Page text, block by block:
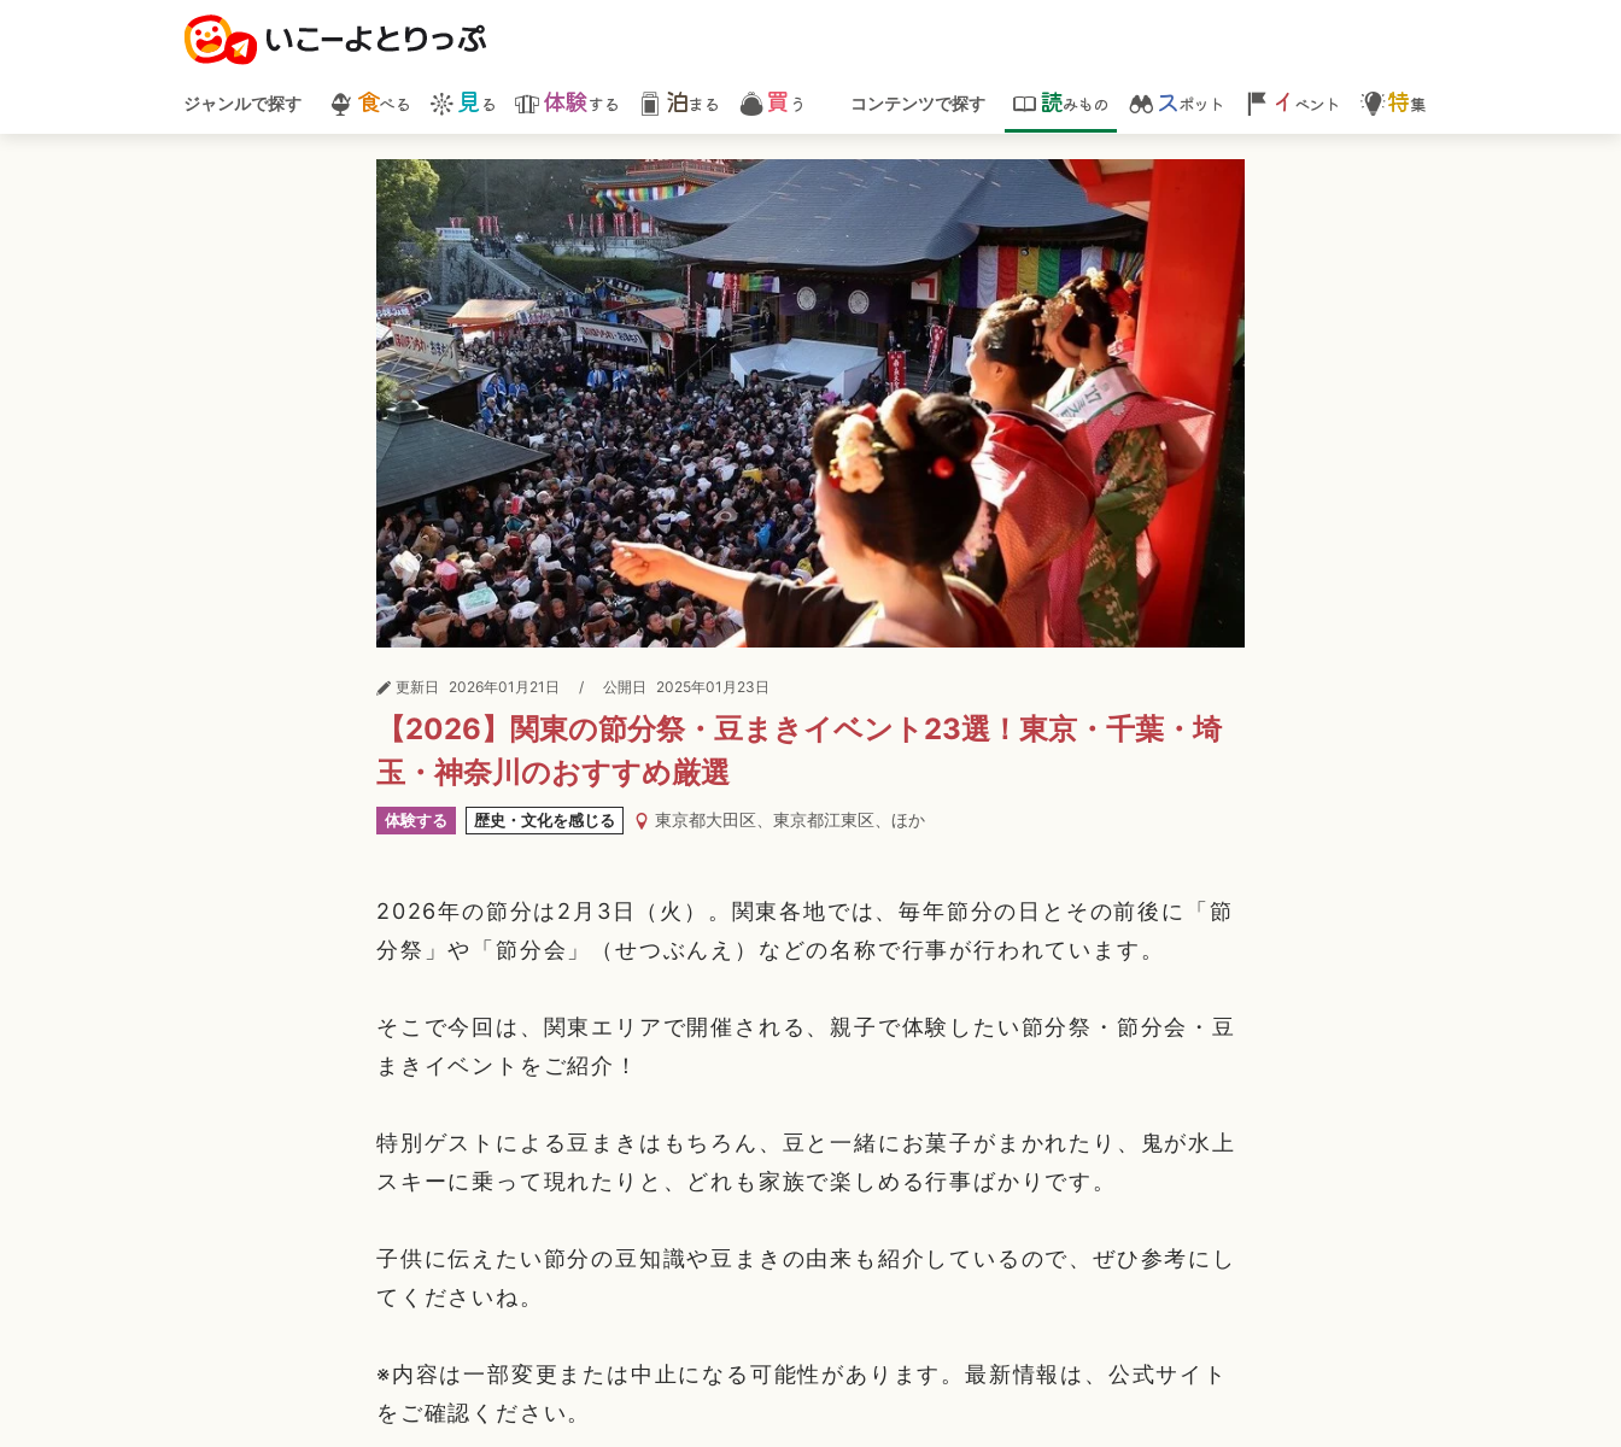
ジャンルで探す 食べる 見 る 体験する 泊まる 買 う コンテンツで探す 読みもの スポット イ ベント 特集
更新日 2026年01月21日 / 公開日 2025年01月23日
【2026】関東の節分祭・豆まきイベント23選！東京・千葉・埼
玉・神奈川のおすすめ厳選
体験する 歴史・文化を感じる 東京都大田区、東京都江東区、ほか
2026年の節分は2月3日（火）。関東各地では、毎年節分の日とその前後に「節
分祭」や「節分会」（せつぶんえ）などの名称で行事が行われています。
そこで今回は、関東エリアで開催される、親子で体験したい節分祭・節分会・豆
まきイベントをご紹介！
特別ゲストによる豆まきはもちろん、豆と一緒にお菓子がまかれたり、鬼が水上
スキーに乗って現れたりと、どれも家族で楽しめる行事ばかりです。
子供に伝えたい節分の豆知識や豆まきの由来も紹介しているので、ぜひ参考にし
てくださいね。
※内容は一部変更または中止になる可能性があります。最新情報は、公式サイト
をご確認ください。